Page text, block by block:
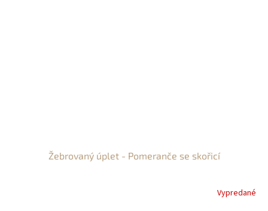
Žebrovaný úplet - Pomeranče se skořicí
Vypredané